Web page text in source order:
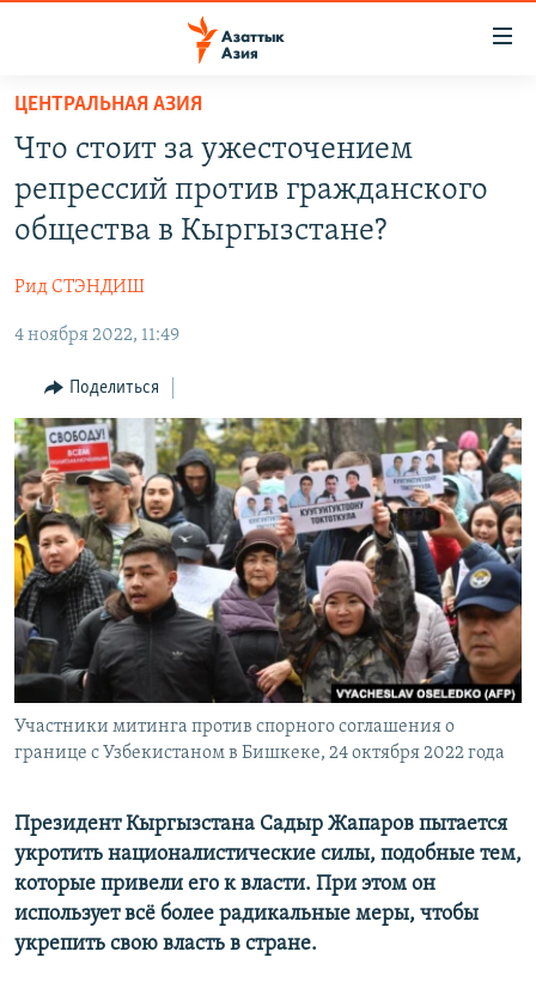
Вернуться
основному
содержанию
Вернутся
главной
Вернутся
поиску
КЫРГЫЗСТАН
ТАДЖИКИСТАН
ВОЙНА В УКРАИНЕ
ҚАЗАҚША
КЫРГЫЗЧА
ЎЗБЕКЧА
ТОҶИКӢ
TÜRKMENÇE
ПОДПИШИТЕСЬ НА НАС В СОЦСЕТЯХ
Все сайты РСЕ/РС
ЦЕНТРАЛЬНАЯ АЗИЯ
Что стоит за ужесточением
репрессий против гражданского
общества в Кыргызстане?
Рид СТЭНДИШ
4 ноября 2022, 11:49
Поделиться
Участники митинга против спорного соглашения о
границе с Узбекистаном в Бишкеке, 24 октября 2022 года
Президент Кыргызстана Садыр Жапаров пытается
укротить националистические силы, подобные тем,
которые привели его к власти. При этом он
использует всё более радикальные меры, чтобы
укрепить свою власть в стране.